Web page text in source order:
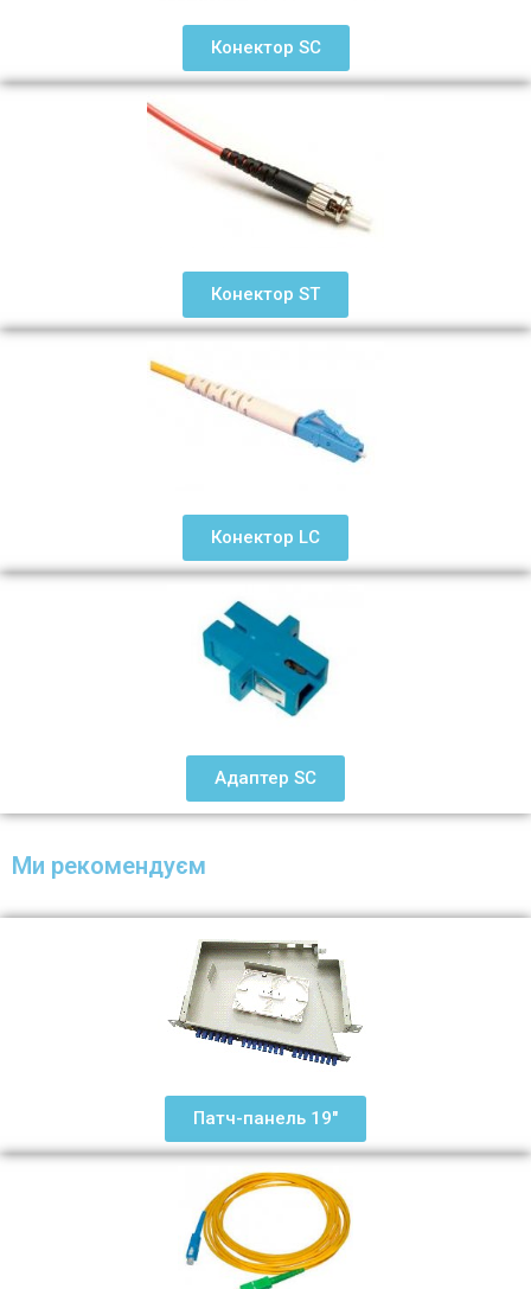
Конектор SC
Конектор ST
Конектор LC
Адаптер SC
Ми рекомендуєм
Патч-панель 19"